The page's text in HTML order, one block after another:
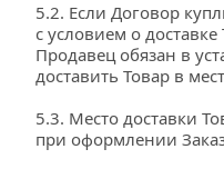
5.2. Если Договор
с условием о
Продавец обязан в
доставить Товар в
5.3. Место доставки
при оформлении